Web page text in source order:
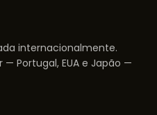
internacionalmente.
Portugal, EUA e Japão —